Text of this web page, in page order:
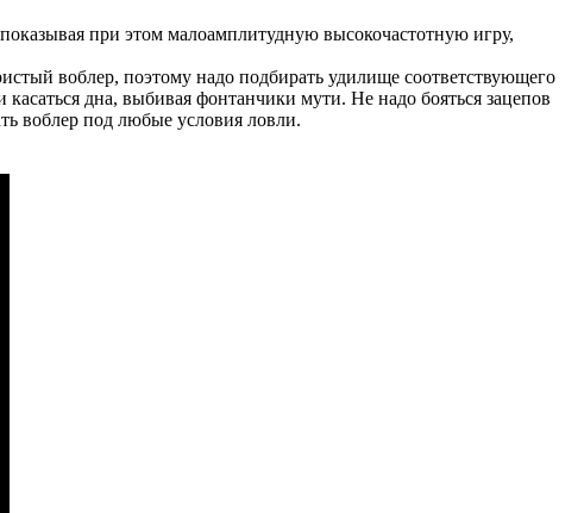
при этом малоамплитудную высокочастотную игру,
воблер, поэтому надо подбирать удилище соответствующего
дна, выбивая фонтанчики мути. Не надо бояться зацепов
воблер под любые условия ловли.